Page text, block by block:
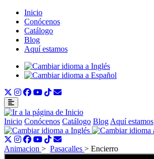
Inicio
Conócenos
Catálogo
Blog
Aquí estamos
Inicio Conócenos Catálogo Blog Aquí estamos
Animacion > Pasacalles > Encierro